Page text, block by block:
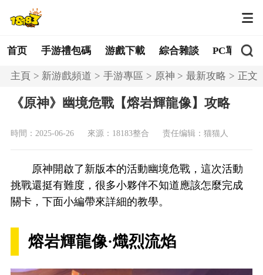
首页 手游禮包碼 游戲下載 綜合雜談 PC單機
主頁 新游戲頻道 手游專區 原神 最新攻略 正文
《原神》幽境危戰【熔岩輝龍像】攻略
時間：2025-06-26 來源：18183整合 责任编辑：猫猫人
原神開啟了新版本的活動幽境危戰，這次活動
挑戰還挺有難度，很多小夥伴不知道應該怎麼完成
關卡，下面小編帶來詳細的教學。
熔岩輝龍像·熾烈流焰